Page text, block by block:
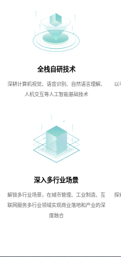
全栈自研技术
深耕计算机视觉、语音识别、自然语言理解、
人机交互等人工智能基础技术
以
深入多行业场景
解锁多行业场景，在城市管理、工业制造、互
联网服务多行业领域实现商业落地和产业的深
度融合
探